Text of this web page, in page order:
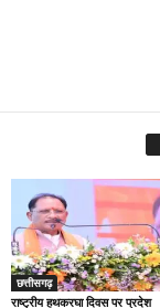
छत्तीसगढ़
राष्ट्रीय हथकरघा दिवस पर प्रदेश